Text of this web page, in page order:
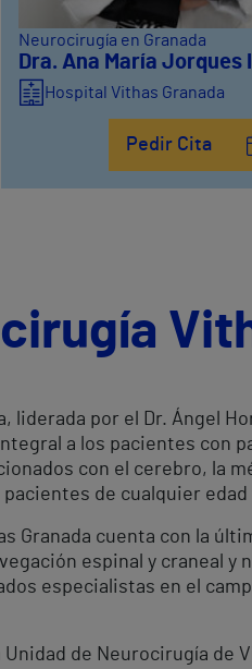
Neurocirugía en Granada
Dra. Ana María Jorques
Hospital Vithas Granada
Pedir Cita
liderada por el Dr. Ángel
a los pacientes con
con el cerebro, la
de cualquier
Granada cuenta con la
espinal y craneal
especialistas en el
de Neurocirugía de